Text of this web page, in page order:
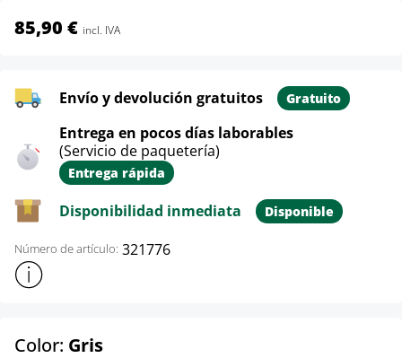
85,90 € incl. IVA
Envío y devolución gratuitos Gratuito
Entrega en pocos días laborables
(Servicio de paquetería)
Entrega rápida
Disponibilidad inmediata Disponible
Número de artículo: 321776
Mostrar más información sobre el producto
Color: Grisselect